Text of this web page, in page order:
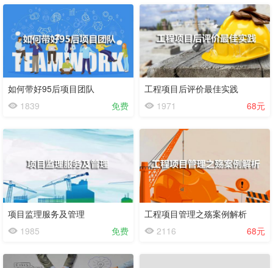
如何带好95后项目团队
1839
免费
工程项目后评价最佳实践
1971
68元
项目监理服务及管理
1985
免费
工程项目管理之殇案例解析
2116
68元